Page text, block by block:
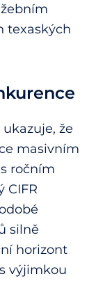
texaských
že
masivním
ročním
CIFR
silně
horizont
výjimkou